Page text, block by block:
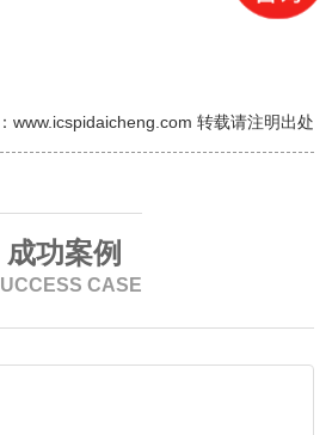
www.icspidaicheng.com 转载请注明出处
成功案例
CASE